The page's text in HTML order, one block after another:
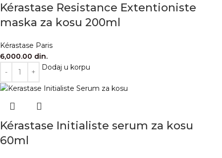
Kérastase Resistance Extentioniste
maska za kosu 200ml
Kérastase Paris
6,000.00 din.
Dodaj u korpu
Kérastase Initialiste serum za kosu
60ml